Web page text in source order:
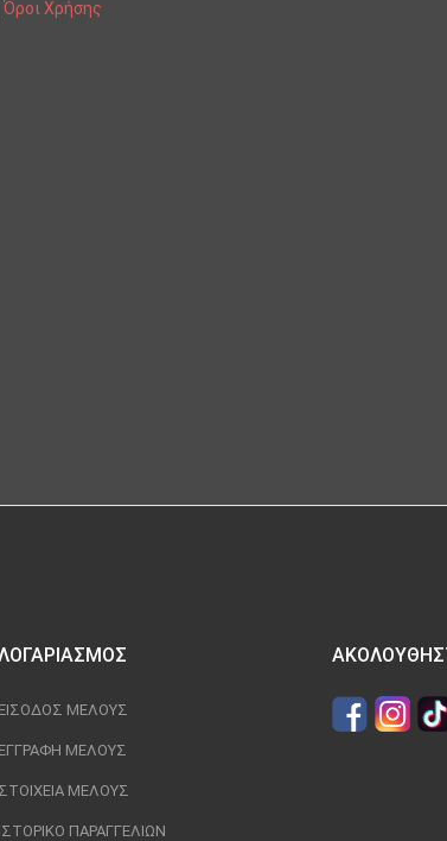
ΕΊΣΟΔΟΣ ΜΈΛΟΥΣ
ΕΓΓΡΑΦΉ ΜΈΛΟΥΣ
ΣΤΟΙΧΕΊΑ ΜΈΛΟΥΣ
ΙΣΤΟΡΙΚΌ ΠΑΡΑΓΓΕΛΙΏΝ
Όροι Χρήσης